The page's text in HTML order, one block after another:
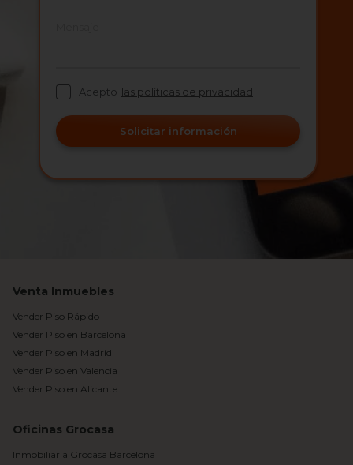
Acepto las políticas de privacidad
Solicitar información
Venta Inmuebles
Vender Piso Rápido
Vender Piso en Barcelona
Vender Piso en Madrid
Vender Piso en Valencia
Vender Piso en Alicante
Oficinas Grocasa
Inmobiliaria Grocasa Barcelona